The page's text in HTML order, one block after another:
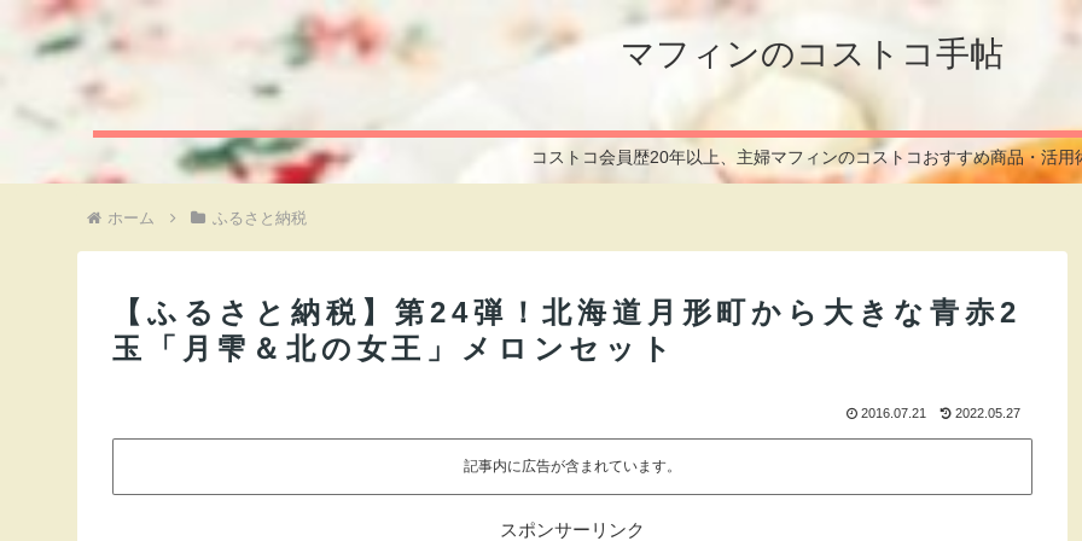
マフィンのコストコ手帖
コストコ会員歴20年以上、主婦マフィンのコストコおすすめ商品・活用
ホーム ふるさと納税
【ふるさと納税】第24弾！北海道月形町から大きな青赤2
玉「月雫＆北の女王」メロンセット
2016.07.21 2022.05.27
記事内に広告が含まれています。
スポンサーリンク